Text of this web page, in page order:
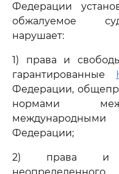
Федерации
обжалуемое
нарушает:
1) права и
гарантированные
Федерации,
нормами
международными
Федерации;
2) права и